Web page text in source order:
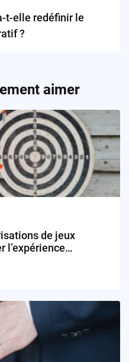
t-elle redéfinir le
?
aimer
de jeux
l’expérience